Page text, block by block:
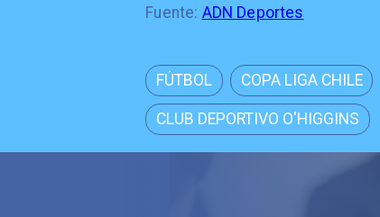
Fuente: ADN Deportes
FÚTBOL COPA LIGA CHILE
CLUB DEPORTIVO O'HIGGINS